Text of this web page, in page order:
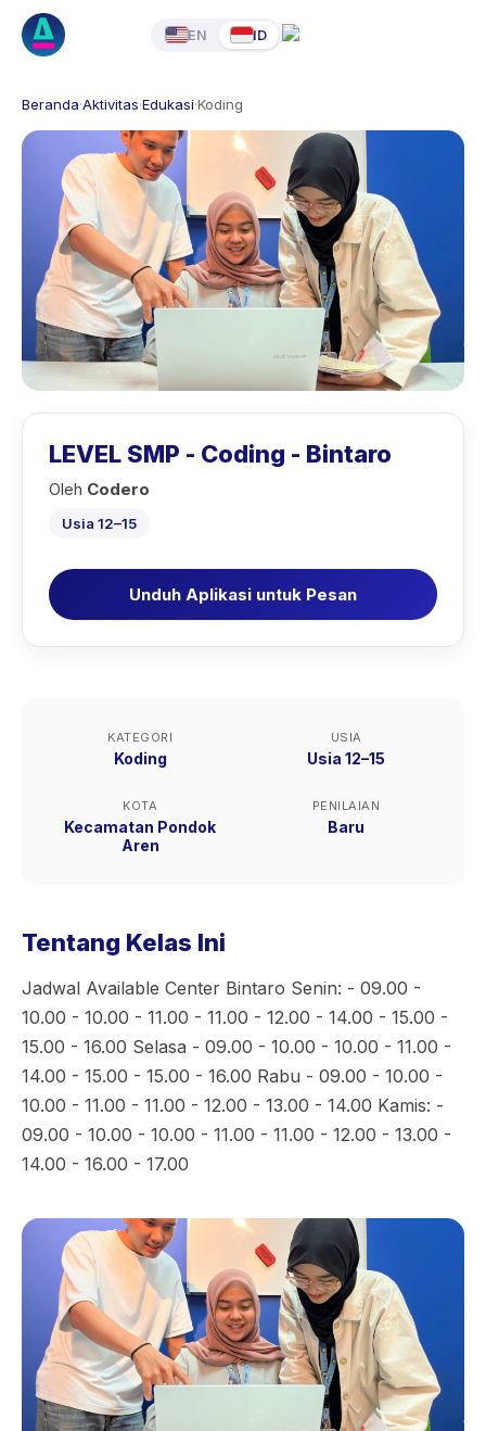
EN ID
Beranda·Aktivitas·Edukasi·Koding
LEVEL SMP - Coding - Bintaro
Oleh Codero
Usia 12–15
Unduh Aplikasi untuk Pesan
KATEGORI
Koding
USIA
Usia 12–15
KOTA
Kecamatan Pondok
Aren
PENILAIAN
Baru
Tentang Kelas Ini
Jadwal Available Center Bintaro Senin: - 09.00 -
10.00 - 10.00 - 11.00 - 11.00 - 12.00 - 14.00 - 15.00 -
15.00 - 16.00 Selasa - 09.00 - 10.00 - 10.00 - 11.00 -
14.00 - 15.00 - 15.00 - 16.00 Rabu - 09.00 - 10.00 -
10.00 - 11.00 - 11.00 - 12.00 - 13.00 - 14.00 Kamis: -
09.00 - 10.00 - 10.00 - 11.00 - 11.00 - 12.00 - 13.00 -
14.00 - 16.00 - 17.00